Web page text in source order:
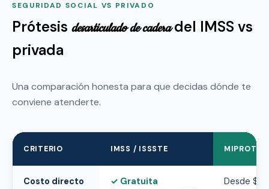
SEGURIDAD SOCIAL VS PRIVADO
Prótesis desarticulado de caderadel IMSS vs
privada
Una comparación honesta para que decidas dónde te
conviene atenderte.
CRITERIO IMSS / ISSSTE
Costo directo
Gratuita
Desde